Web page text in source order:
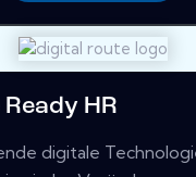
HR
digitale